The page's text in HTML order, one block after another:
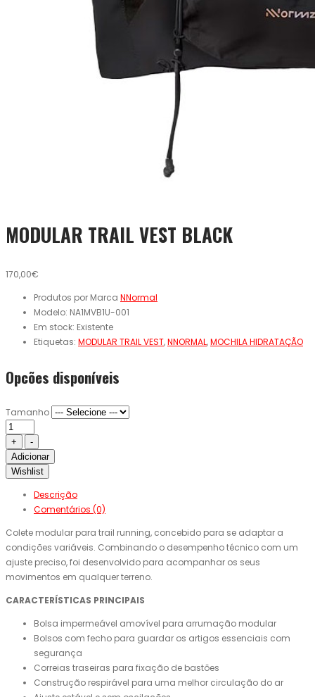
MODULAR TRAIL VEST BLACK
170,00€
Produtos por Marca NNormal
Modelo: NA1MVB1U-001
Em stock: Existente
Etiquetas: MODULAR TRAIL VEST,NNORMAL,MOCHILA HIDRATAÇÃO
Opcões disponíveis
Tamanho
Adicionar
Wishlist
Descrição
Comentários (0)
Colete modular para trail running, concebido para se adaptar a
condições variáveis. Combinando o desempenho técnico com um
ajuste preciso, foi desenvolvido para acompanhar os seus
movimentos em qualquer terreno.
CARACTERÍSTICAS PRINCIPAIS
Bolsa impermeável amovível para arrumação modular
Bolsos com fecho para guardar os artigos essenciais com
segurança
Correias traseiras para fixação de bastões
Construção respirável para uma melhor circulação do ar